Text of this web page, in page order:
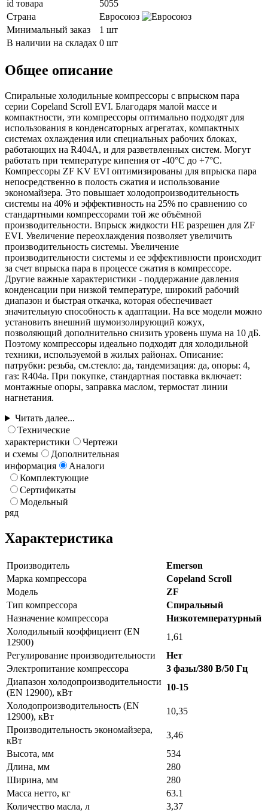
id товара
5055
Страна
Евросоюз
Минимальный заказ
1 шт
В наличии на складах 0 шт
Общее описание
Спиральные холодильные компрессоры с впрыском пара
серии Copeland Scroll EVI. Благодаря малой массе и
компактности, эти компрессоры оптимально подходят для
использования в конденсаторных агрегатах, компактных
системах охлаждения или специальных рабочих блоках,
работающих на R404A, и для разветвленных систем. Могут
работать при температуре кипения от -40°C до +7°C.
Компрессоры ZF KV EVI оптимизированы для впрыска пара
непосредственно в полость сжатия и использование
экономайзера. Это повышает холодопроизводительность
системы на 40% и эффективность на 25% по сравнению со
стандартными компрессорами той же объёмной
производительности. Впрыск жидкости НЕ разрешен для ZF
EVI. Увеличение переохлаждения позволяет увеличить
производительность системы. Увеличение
производительности системы и ее эффективности происходит
за счет впрыска пара в процессе сжатия в компрессоре.
Другие важные характеристики - поддержание давления
конденсации при низкой температуре, широкий рабочий
диапазон и быстрая откачка, которая обеспечивает
значительную способность к адаптации. На все модели можно
установить внешний шумоизолирующий кожух,
позволяющий дополнительно снизить уровень шума на 10 дБ.
Поэтому компрессоры идеально подходят для холодильной
техники, используемой в жилых районах. Описание:
патрубки: резьба, см.стекло: да, тандемизация: да, опоры: 4,
газ: R404a. При покупке, стандартная поставка включает:
монтажные опоры, заправка маслом, термостат линии
нагнетания.
Читать далее...
Технические
характеристики
Чертежи
и схемы
Дополнительная
информация
Аналоги
Комплектующие
Сертификаты
Модельный
ряд
Характеристика
Производитель
Emerson
Марка компрессора
Copeland Scroll
Модель
ZF
Тип компрессора
Спиральный
Назначение компрессора
Низкотемпературный
Холодильный коэффициент (EN
12900)
1,61
Регулирование производительности
Нет
Электропитание компрессора
3 фазы/380 В/50 Гц
Диапазон холодопроизводительности
(EN 12900), кВт
10-15
Холодопроизводительность (EN
12900), кВт
10,35
Производительность экономайзера,
кВт
3,46
Высота, мм
534
Длина, мм
280
Ширина, мм
280
Масса нетто, кг
63.1
Количество масла, л
3,37